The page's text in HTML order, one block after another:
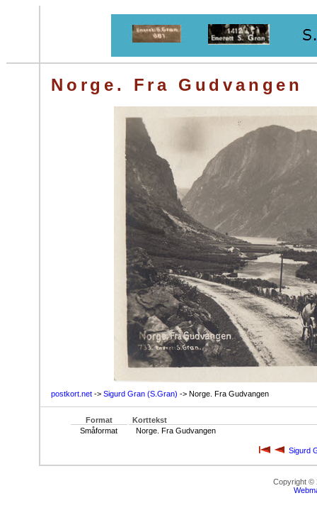
Norge. Fra Gudvangen
postkort.net -> Sigurd Gran (S.Gran) -> Norge. Fra Gudvangen
Format
Korttekst
Småformat
Norge. Fra Gudvangen
Sigurd
Copyright ©